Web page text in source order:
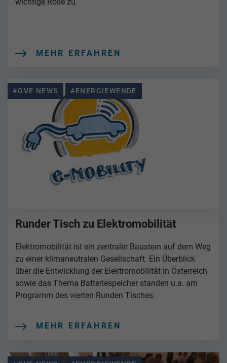
MEHR ERFAHREN
#OVE NEWS #ENERGIEWENDE
Runder Tisch zu Elektromobilität
Elektromobilität ist ein zentraler Baustein auf dem Weg
zu einer klimaneutralen Gesellschaft. Ein Überblick
über die Entwicklung der Elektromobilität in Österreich
sowie das Thema Batteriespeicher standen u.a. am
Programm des vierten Runden Tisches.
MEHR ERFAHREN